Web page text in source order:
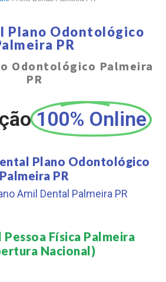
Plano Odontológico
PR
Odontológico Palmeira
PR
100% Online
Plano Odontológico
Palmeira PR
Amil Dental Palmeira PR
Física Palmeira
Nacional)​